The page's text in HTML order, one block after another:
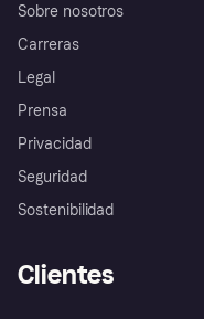
Sobre nosotros
Carreras
Legal
Prensa
Privacidad
Seguridad
Sostenibilidad
Clientes